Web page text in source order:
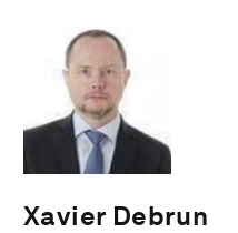
Xavier Debrun